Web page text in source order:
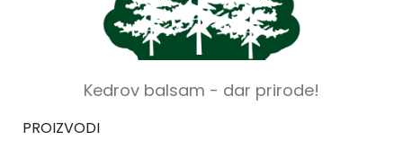
Kedrov balsam - dar prirode!
PROIZVODI